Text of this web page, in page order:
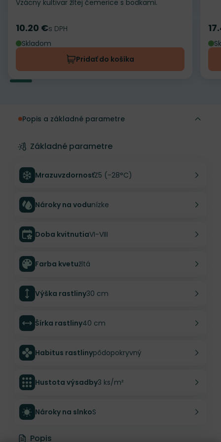
Vzácny kultivar žltej čemerice s bodkami.
Cena
10.20 €s DPH
Skladom
Pridať do košíka
Popis a základné parametre
Základné parametre
MrazuvzdornosťZ5 (-28°C)
Nároky na vodunízke
Doba kvitnutiaVI-VIII
Farba kvetužltá
Výška rastliny30 cm
Šírka rastliny40 cm
Habitus rastlinypôdopokryvný
Hustota výsadby3 ks/m²
Nároky na slnkoS
Popis